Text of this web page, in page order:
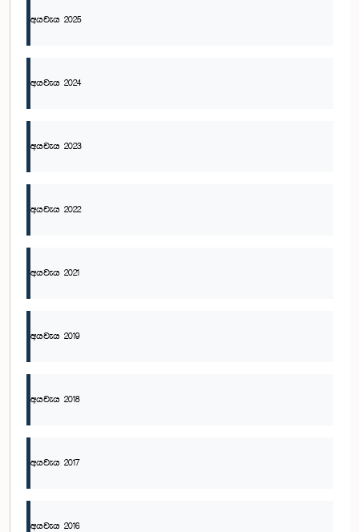
අයවැය 2025
අයවැය 2024
අයවැය 2023
අයවැය 2022
අයවැය 2021
අයවැය 2019
අයවැය 2018
අයවැය 2017
අයවැය 2016